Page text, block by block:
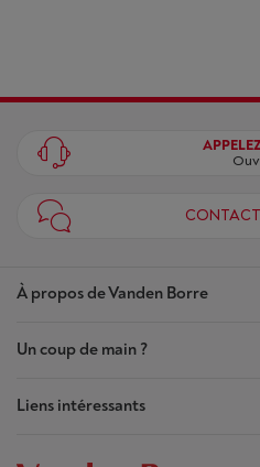
À propos de Vanden Borre
Nos magasins
Contrat de Confiance
Un coup de main ?
Mes commandes
Liens intéressants